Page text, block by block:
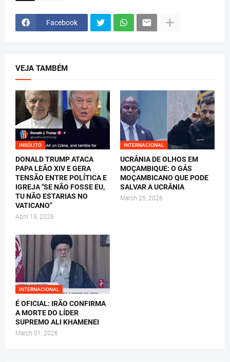
Facebook
VEJA TAMBÉM
INSÓLITO
DONALD TRUMP ATACA
PAPA LEÃO XIV E GERA
TENSÃO ENTRE POLÍTICA E
IGREJA "SE NÃO FOSSE EU,
TU NÃO ESTARIAS NO
VATICANO"
April 13, 2026
INTERNACIONAL
UCRÂNIA DE OLHOS EM
MOÇAMBIQUE: O GÁS
MOÇAMBICANO QUE PODE
SALVAR A UCRÂNIA
March 25, 2026
INTERNACIONAL
É OFICIAL: IRÃO CONFIRMA
A MORTE DO LÍDER
SUPREMO ALI KHAMENEI
March 01, 2026